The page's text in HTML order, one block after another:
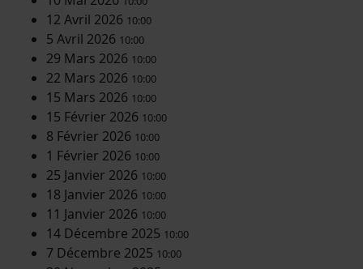
12 Avril 2026 10:00
5 Avril 2026 10:00
29 Mars 2026 10:00
22 Mars 2026 10:00
15 Mars 2026 10:00
15 Février 2026 10:00
8 Février 2026 10:00
1 Février 2026 10:00
25 Janvier 2026 10:00
18 Janvier 2026 10:00
11 Janvier 2026 10:00
14 Décembre 2025 10:00
7 Décembre 2025 10:00